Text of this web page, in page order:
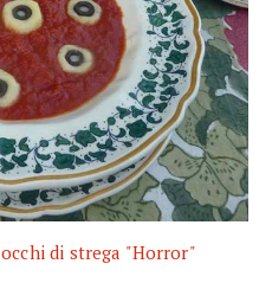
di strega "Horror"